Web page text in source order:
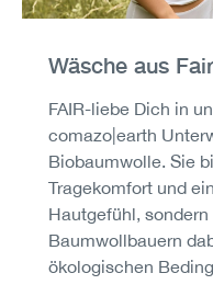
Wäsche aus
FAIR-liebe Dich in
comazo|earth
Biobaumwolle. Sie
Tragekomfort und
Hautgefühl,
Baumwollbauern
ökologischen